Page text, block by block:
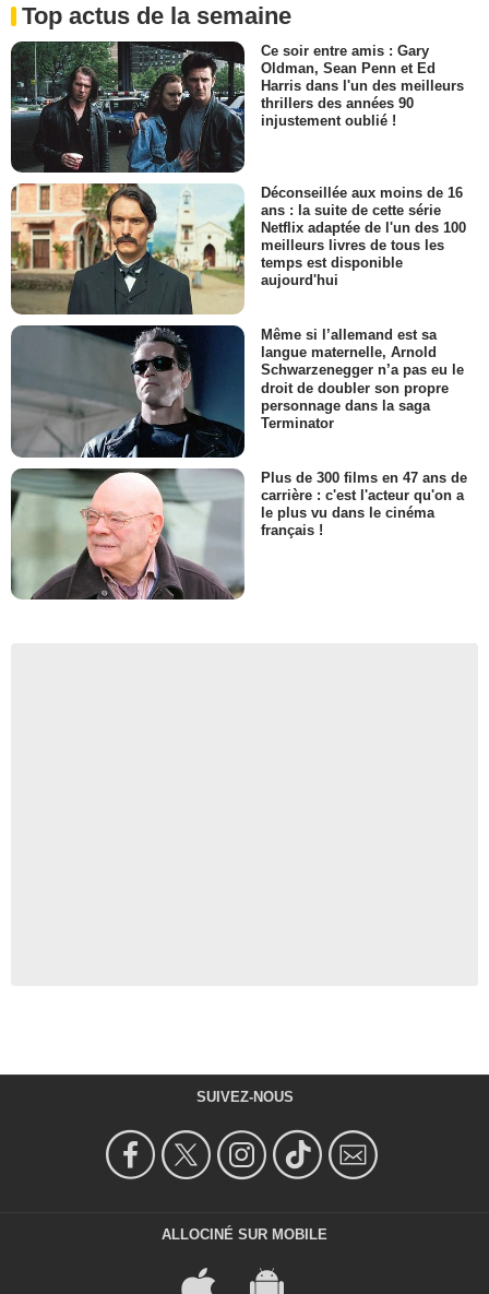
Top actus de la semaine
Ce soir entre amis : Gary
Oldman, Sean Penn et Ed
Harris dans l'un des meilleurs
thrillers des années 90
injustement oublié !
Déconseillée aux moins de 16
ans : la suite de cette série
Netflix adaptée de l'un des 100
meilleurs livres de tous les
temps est disponible
aujourd'hui
Même si l’allemand est sa
langue maternelle, Arnold
Schwarzenegger n’a pas eu le
droit de doubler son propre
personnage dans la saga
Terminator
Plus de 300 films en 47 ans de
carrière : c'est l'acteur qu'on a
le plus vu dans le cinéma
français !
SUIVEZ-NOUS
ALLOCINÉ SUR MOBILE